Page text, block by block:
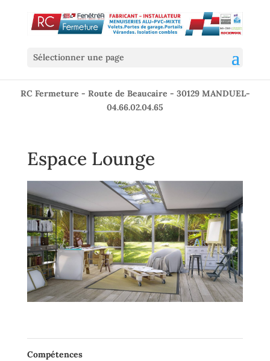
RC Fermeture - Route de Beaucaire - 30129 MANDUEL-
04.66.02.04.65
Sélectionner une page
Espace Lounge
Compétences